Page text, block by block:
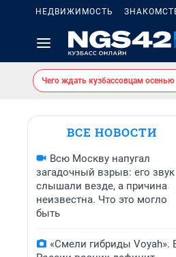
НЕДВИЖИМОСТЬ
Чего ждать кузбассовцам
ВСЕ НОВОСТИ
Всю Москву напугал
загадочный взрыв: его звук
слышали везде, а причина
неизвестна. Что это могло
быть
«Смели гибриды Voyah».